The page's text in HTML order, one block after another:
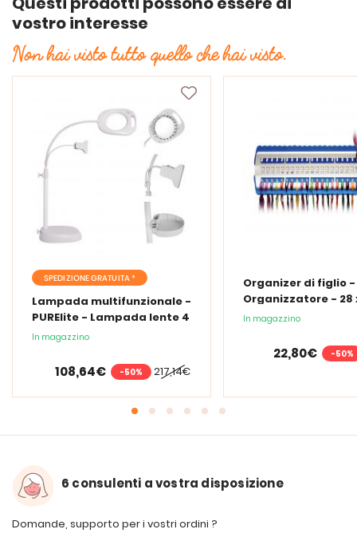
vostro interesse
Non hai visto tutto quello che hai visto.
SPEDIZIONE GRATUITA *
Lampada multifunzionale -
PURElite - Lampada lente 4
in 1
In magazzino
217,14€
108,64€ -50%
Organizer di figlio -
Organizzatore - 28
cm
In magazzino
22,80€ -50%
6 consulenti a vostra disposizione
Domande, supporto per i vostri ordini ?